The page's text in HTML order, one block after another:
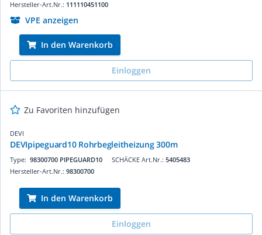
Hersteller-Art.Nr.: 111110451100
VPE anzeigen
In den Warenkorb
Einloggen
Zu Favoriten hinzufügen
DEVI
DEVIpipeguard10 Rohrbegleitheizung 300m
SCHÄCKE Art.Nr.: 5405483
Type: 98300700 PIPEGUARD10
Hersteller-Art.Nr.: 98300700
In den Warenkorb
Einloggen